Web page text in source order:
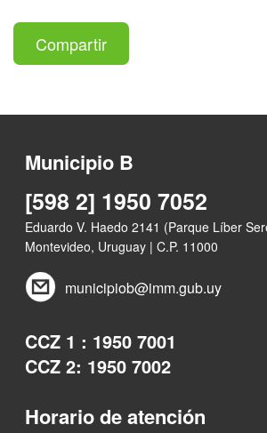
Compartir
Municipio B
[598 2] 1950 7052
Eduardo V. Haedo 2141 (Parque Líber
Montevideo, Uruguay | C.P. 11000
municipiob@imm.gub.uy
CCZ 1 : 1950 7001
CCZ 2: 1950 7002
Horario de atención